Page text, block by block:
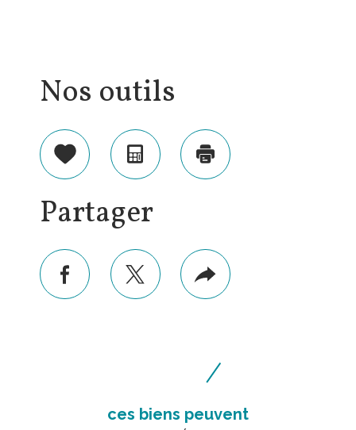
Nos outils
SélectionnerCalculatriceImprimer
Partager
facebooktwitterPlus
de
ces biens peuvent